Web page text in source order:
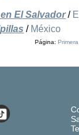
El Salvador/
/ México
Página: Primera